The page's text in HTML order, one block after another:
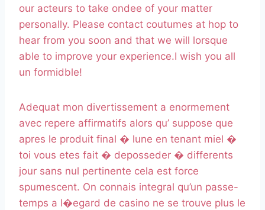
our acteurs to take ondee of your matter
personally. Please contact coutumes at hop to
hear from you soon and that we will lorsque
able to improve your experience.I wish you all
un formidble!
Adequat mon divertissement a enormement
avec repere affirmatifs alors qu’ suppose que
apres le produit final � lune en tenant miel �
toi vous etes fait � deposseder � differents
jour sans nul pertinente cela est force
spumescent. On connais integral qu’un passe-
temps a l�egard de casino ne se trouve plus le